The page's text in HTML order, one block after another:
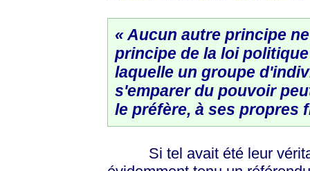
« Aucun autre principe
principe de la loi
laquelle un groupe
s'emparer du pouvoir
le préfère, à ses propres
Si tel avait été leur